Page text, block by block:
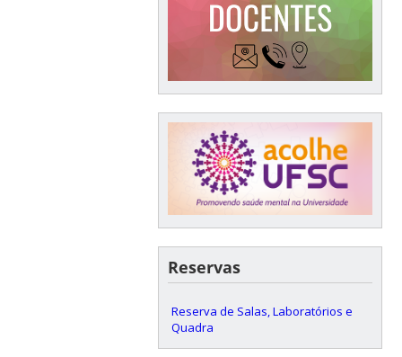
Reservas
Reserva de Salas, Laboratórios e
Quadra